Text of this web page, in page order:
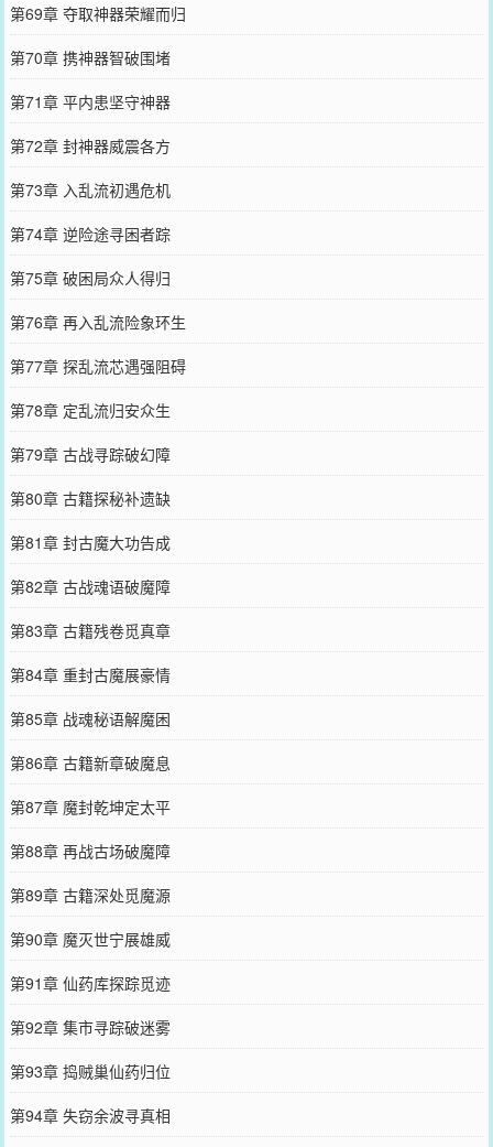
第69章 夺取神器荣耀而归
第70章 携神器智破围堵
第71章 平内患坚守神器
第72章 封神器威震各方
第73章 入乱流初遇危机
第74章 逆险途寻困者踪
第75章 破困局众人得归
第76章 再入乱流险象环生
第77章 探乱流芯遇强阻碍
第78章 定乱流归安众生
第79章 古战寻踪破幻障
第80章 古籍探秘补遗缺
第81章 封古魔大功告成
第82章 古战魂语破魔障
第83章 古籍残卷觅真章
第84章 重封古魔展豪情
第85章 战魂秘语解魔困
第86章 古籍新章破魔息
第87章 魔封乾坤定太平
第88章 再战古场破魔障
第89章 古籍深处觅魔源
第90章 魔灭世宁展雄威
第91章 仙药库探踪觅迹
第92章 集市寻踪破迷雾
第93章 捣贼巢仙药归位
第94章 失窃余波寻真相